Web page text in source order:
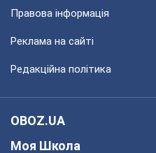
Правова інформація
Реклама на сайті
Редакційна політика
OBOZ.UA
Моя Школа